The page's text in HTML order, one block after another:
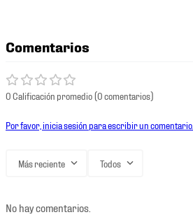
Comentarios
0 Calificación promedio(0 comentarios)
Por favor, inicia sesión para escribir un comentario.
Más reciente Todos
No hay comentarios.